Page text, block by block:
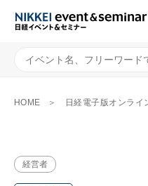
HOME 日経電子版オンラインセミナー クラ
経営者